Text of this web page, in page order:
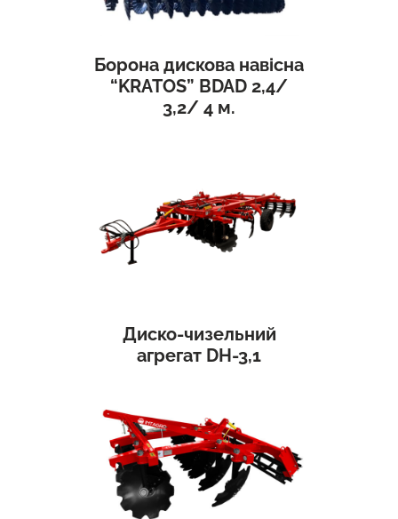
Борона дискова навісна
“KRATOS” BDAD 2,4/
3,2/ 4 м.
Диско-чизельний
агрегат DH-3,1